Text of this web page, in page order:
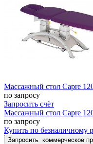
Массажный стол Capre
по запросу
Запросить счёт
Массажный стол Capre
по запросу
Купить по безналичному
Запросить коммерческое